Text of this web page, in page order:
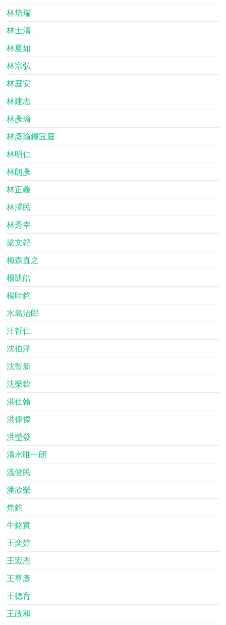
林培瑞
林士清
林夏如
林宗弘
林庭安
林建志
林彥瑜
林彥瑜鍾宜庭
林明仁
林朗彥
林正義
林澤民
林秀幸
梁文韜
梅森直之
楊凱皓
楊時鈞
水島治郎
汪哲仁
沈伯洋
沈智新
沈榮欽
洪仕翰
洪偉傑
洪瑩發
清水唯一朗
溫健民
潘欣榮
焦鈞
牛銘實
王奕婷
王宏恩
王尊彥
王德育
王政和